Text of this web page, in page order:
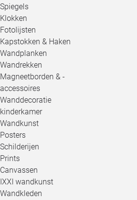
Spiegels
Klokken
Fotolijsten
Kapstokken & Haken
Wandplanken
Wandrekken
Magneetborden & -
accessoires
Wanddecoratie
kinderkamer
Wandkunst
Posters
Schilderijen
Prints
Canvassen
IXXI wandkunst
Wandkleden